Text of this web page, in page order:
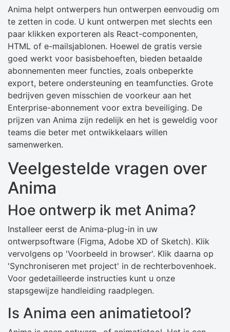
Anima helpt ontwerpers hun ontwerpen eenvoudig om
te zetten in code. U kunt ontwerpen met slechts een
paar klikken exporteren als React-componenten,
HTML of e-mailsjablonen. Hoewel de gratis versie
goed werkt voor basisbehoeften, bieden betaalde
abonnementen meer functies, zoals onbeperkte
export, betere ondersteuning en teamfuncties. Grote
bedrijven geven misschien de voorkeur aan het
Enterprise-abonnement voor extra beveiliging. De
prijzen van Anima zijn redelijk en het is geweldig voor
teams die beter met ontwikkelaars willen
samenwerken.
Veelgestelde vragen over
Anima
Hoe ontwerp ik met Anima?
Installeer eerst de Anima-plug-in in uw
ontwerpsoftware (Figma, Adobe XD of Sketch). Klik
vervolgens op 'Voorbeeld in browser'. Klik daarna op
'Synchroniseren met project' in de rechterbovenhoek.
Voor gedetailleerde instructies kunt u onze
stapsgewijze handleiding raadplegen.
Is Anima een animatietool?